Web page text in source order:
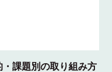
課題別の取り組み方